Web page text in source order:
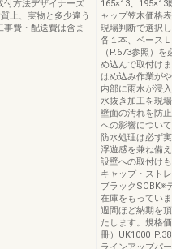
付方法デザイナーズ
上、実物と多少違う
費・配送費は含ま
165×13、
ャップ笠木価格
現場判断で選択
各１本、ベース
（P.673参照）
め込んで取付け
はめ込み作業が
内部に雨水が浸
水抜き加工を現
壁面の汚れを防
への影響につい
防水処理は必ず
浮遊感を兼ね備
設壁への取付け
キャップ・スト
ブラックSCBK※
在庫をもってい
週間ほど納期を
たします。規格
冊）
ラインアップパ